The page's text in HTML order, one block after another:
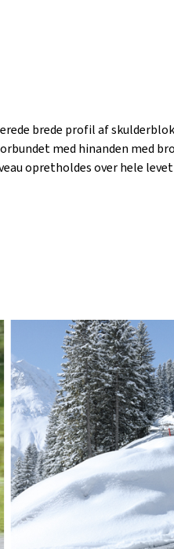
brede profil af
med hinanden med
opretholdes over hele